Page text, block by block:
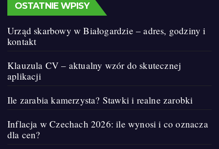
OSTATNIE WPISY
Urząd skarbowy w Białogardzie – adres, godziny i
kontakt
Klauzula CV – aktualny wzór do skutecznej
aplikacji
Ile zarabia kamerzysta? Stawki i realne zarobki
Inflacja w Czechach 2026: ile wynosi i co oznacza
dla cen?